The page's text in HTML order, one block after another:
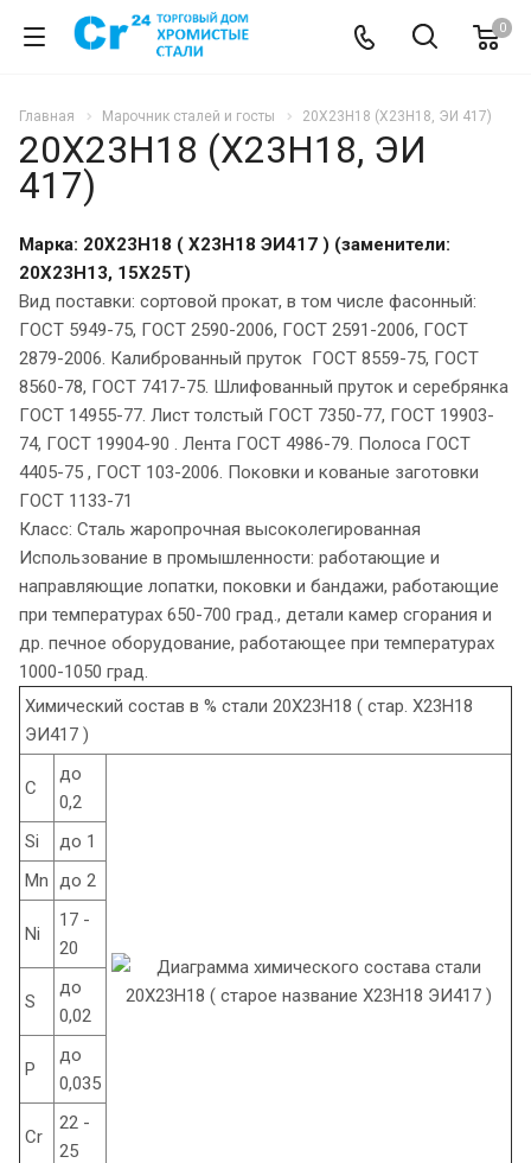
0
Главная Марочник сталей и госты 20Х23Н18 (Х23Н18, ЭИ 417)
20Х23Н18 (Х23Н18, ЭИ
417)
Марка: 20Х23Н18 ( Х23Н18 ЭИ417 ) (заменители:
20Х23Н13, 15Х25Т)
Вид поставки: сортовой прокат, в том числе фасонный:
ГОСТ 5949-75, ГОСТ 2590-2006, ГОСТ 2591-2006, ГОСТ
2879-2006. Калиброванный пруток ГОСТ 8559-75, ГОСТ
8560-78, ГОСТ 7417-75. Шлифованный пруток и серебрянка
ГОСТ 14955-77. Лист толстый ГОСТ 7350-77, ГОСТ 19903-
74, ГОСТ 19904-90 . Лента ГОСТ 4986-79. Полоса ГОСТ
4405-75 , ГОСТ 103-2006. Поковки и кованые заготовки
ГОСТ 1133-71
Класс: Сталь жаропрочная высоколегированная
Использование в промышленности: работающие и
направляющие лопатки, поковки и бандажи, работающие
при температурах 650-700 град., детали камер сгорания и
др. печное оборудование, работающее при температурах
1000-1050 град.
Химический состав в % стали 20Х23Н18 ( стар. Х23Н18
ЭИ417 )
C
до
0,2
Si
до 1
Mn до 2
Ni
17 -
20
S
до
0,02
P
до
0,035
Cr
22 -
25